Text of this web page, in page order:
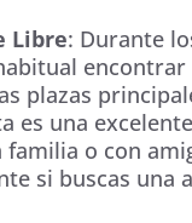
Libre: Durante
encontrar
plazas
es una
o con
si buscas una